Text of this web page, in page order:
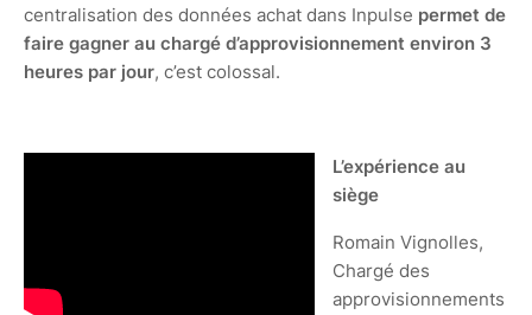
centralisation des données achat dans Inpulse permet de
faire gagner au chargé d’approvisionnement environ 3
heures par jour, c’est colossal.
L’expérience au
siège
Romain Vignolles,
Chargé des
approvisionnements